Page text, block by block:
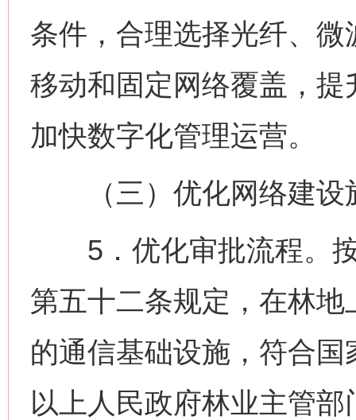
条件，合理选择光纤、
移动和固定网络覆盖，
加快数字化管理运营。
（三）优化网络建设
5．优化审批流程。按
第五十二条规定，在林
的通信基础设施，符合
以上人民政府林业主管